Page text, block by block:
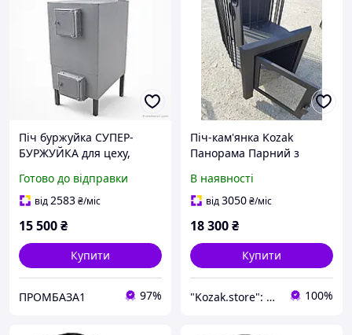
Піч буржуйка СУПЕР-
БУРЖУЙКА для цеху,
Готово до відправки
від2583₴/міс
15 500₴
Купити
ПРОМБАЗА1 97%
Піч-кам'янка Kozak
Панорама Парний з
м3 Банна піч кам'янка Піч
камін для лазні
В наявності
від3050₴/міс
18 300₴
Купити
"Kozak.store": Виробник твердопаливних печей для побутового та промислового використання! 100%